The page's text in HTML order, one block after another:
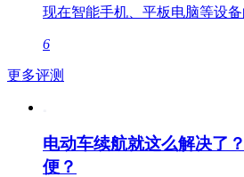
现在智能手机、平板电脑等设
6
更多评测
电动车续航就这么解决了
便？